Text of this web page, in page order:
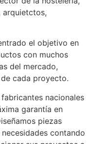
arquietctos,
el objetivo en
con muchos
del mercado,
cada proyecto.
nacionales
garantía en
piezas
contando